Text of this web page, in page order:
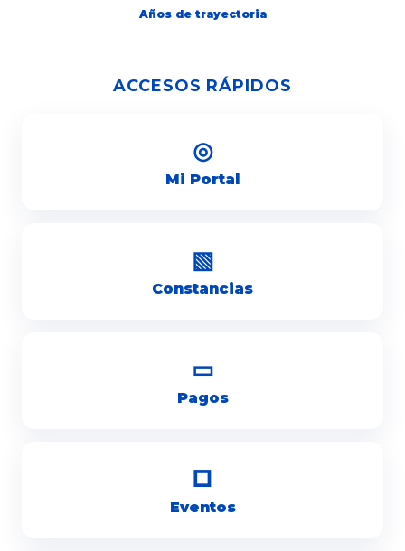
Años de trayectoria
ACCESOS RÁPIDOS
◎
Mi Portal
▧
Constancias
▭
Pagos
□
Eventos